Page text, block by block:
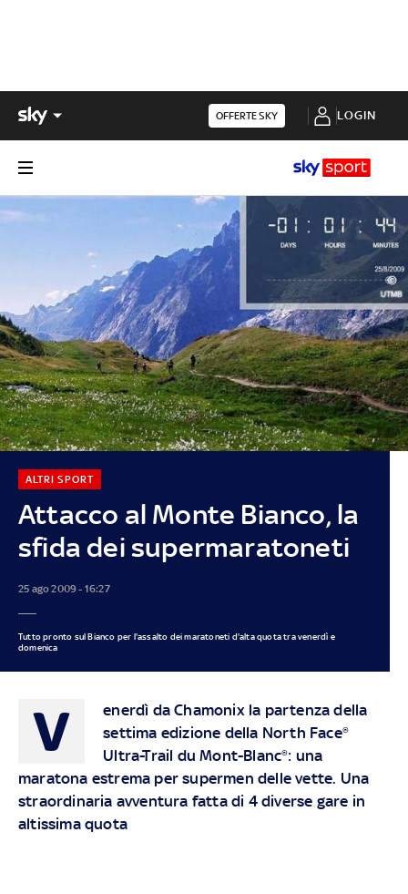
OFFERTE SKY LOGIN
Attacco al Monte Bianco, la
sfida dei supermaratoneti
ALTRI SPORT
25 ago 2009 - 16:27
Tutto pronto sul Bianco per l'assalto dei maratoneti d'alta quota tra venerdì e
domenica
V
enerdì da Chamonix la partenza della
settima edizione della North Face®
Ultra-Trail du Mont-Blanc®: una
maratona estrema per supermen delle vette. Una
straordinaria avventura fatta di 4 diverse gare in
altissima quota